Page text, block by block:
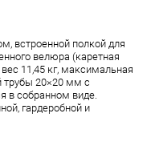
встроенной полкой для
велюра (каретная
11,45 кг, максимальная
трубы 20×20 мм с
в собранном виде.
гардеробной и